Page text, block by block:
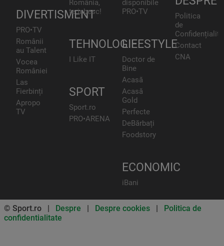
DIVERTISMENT
PRO•TV
Românii
au Talent
Vocea
României
Las
Fierbinți
Apropo
TV
România,
te iubesc!
TEHNOLOGIE
I Like IT
SPORT
Sport.ro
PRO•ARENA
disponibile
PRO•TV
LIFESTYLE
Doctor de
Bine
Acasă
Acasă
Gold
Perfecte
DeBărbați
Foodstory
ECONOMIC
iBani
Politica
de
Contact
CNA
© Sport.ro | Despre | Despre cookies | Politica de
confidentialitate